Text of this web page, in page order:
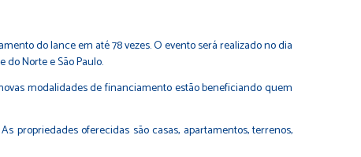
do lance em até 78 vezes. O evento será realizado no dia
do Norte e São Paulo.
modalidades de financiamento estão beneficiando quem
propriedades oferecidas são casas, apartamentos, terrenos,